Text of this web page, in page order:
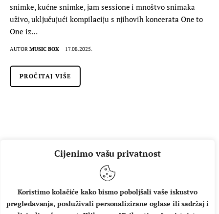
Cijenimo vašu privatnost
Koristimo kolačiće kako bismo poboljšali vaše iskustvo
pregledavanja, posluživali personalizirane oglase ili sadržaj i
snimke, kućne snimke, jam sessione i mnoštvo snimaka
uživo, uključujući kompilaciju s njihovih koncerata One to
One iz…
AUTOR MUSIC BOX 17.08.2025.
PROČITAJ VIŠE
O NAMA IMPRESSUM UVJETI KORIŠTENJA